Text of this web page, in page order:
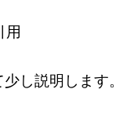
用
し説明します。